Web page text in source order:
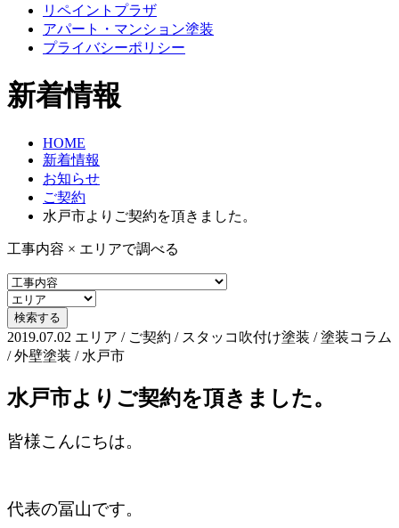
リペイントプラザ
アパート・マンション塗装
プライバシーポリシー
新着情報
HOME
新着情報
お知らせ
ご契約
水戸市よりご契約を頂きました。
工事内容 × エリアで調べる
2019.07.02 エリア / ご契約 / スタッコ吹付け塗装 / 塗装コラム
/ 外壁塗装 / 水戸市
水戸市よりご契約を頂きました。
皆様こんにちは。
代表の冨山です。